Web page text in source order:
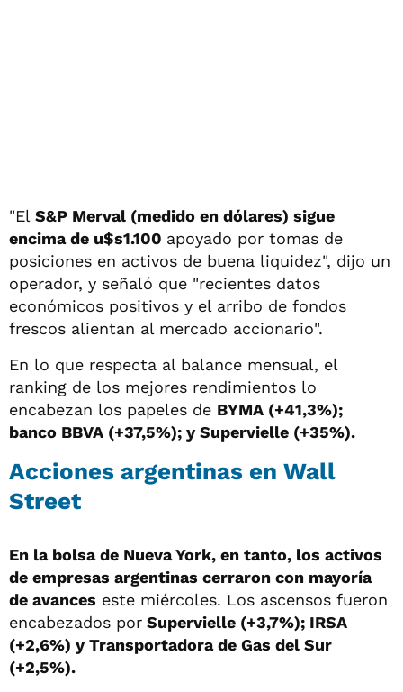
"El S&P Merval (medido en dólares) sigue
encima de u$s1.100 apoyado por tomas de
posiciones en activos de buena liquidez", dijo un
operador, y señaló que "recientes datos
económicos positivos y el arribo de fondos
frescos alientan al mercado accionario".
En lo que respecta al balance mensual, el
ranking de los mejores rendimientos lo
encabezan los papeles de BYMA (+41,3%);
banco BBVA (+37,5%); y Supervielle (+35%).
Acciones argentinas en Wall
Street
En la bolsa de Nueva York, en tanto, los activos
de empresas argentinas cerraron con mayoría
de avances este miércoles. Los ascensos fueron
encabezados por Supervielle (+3,7%); IRSA
(+2,6%) y Transportadora de Gas del Sur
(+2,5%).